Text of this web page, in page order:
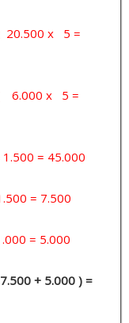
20.500 x 5 =
( 6.000 x 5 =
= 45.000
= 7.500
= 5.000
+ 5.000 ) =